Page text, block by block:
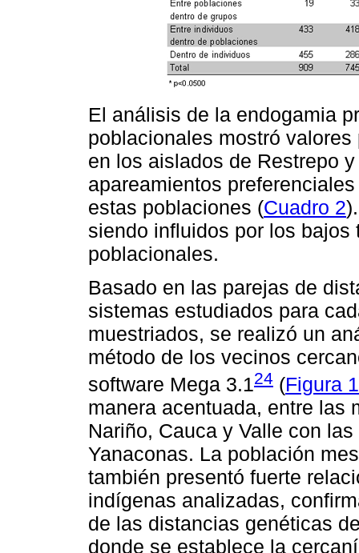
El análisis de la endogamia
poblacionales mostró
en los aislados de Restrepo
apareamientos
estas poblaciones (Cuadro 2
siendo influidos por los
poblacionales.
Basado en las parejas de
sistemas estudiados para
muestriados, se realizó un
método de los vecinos
software Mega 3.124 (Figura 1
manera acentuada, entre las
Nariño, Cauca y Valle con
Yanaconas. La población
también presentó fuerte
indígenas analizadas,
de las distancias genéticas
donde se establece la